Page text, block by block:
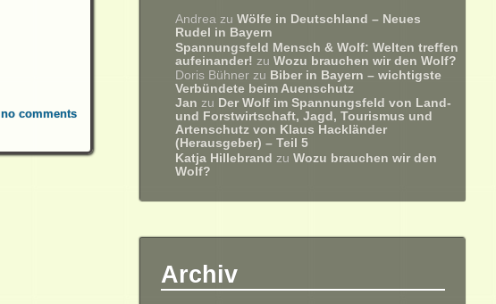
no comments
Andrea zuWölfe in Deutschland – Neues
Rudel in Bayern
Spannungsfeld Mensch & Wolf: Welten treffen
aufeinander! zuWozu brauchen wir den Wolf?
Doris Bühner zu Biber in Bayern – wichtigste
Verbündete beim Auenschutz
Jan zu Der Wolf im Spannungsfeld von Land-
und Forstwirtschaft, Jagd, Tourismus und
Artenschutz von Klaus Hackländer
(Herausgeber) – Teil 5
Katja Hillebrand zuWozu brauchen wir den
Wolf?
Archiv